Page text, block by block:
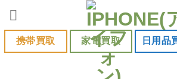
content携帯買取 家電買取 日用品